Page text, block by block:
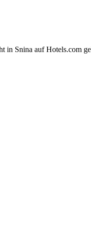
Snina auf Hotels.com